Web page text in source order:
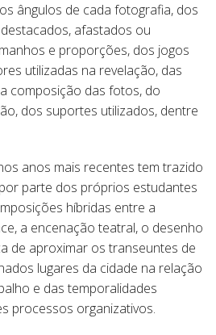
ângulos de cada fotografia, dos
afastados ou
e proporções, dos jogos
utilizadas na revelação, das
composição das fotos, do
dos suportes utilizados, dentre
anos mais recentes tem trazido
parte dos próprios estudantes
híbridas entre a
a encenação teatral, o desenho
de aproximar os transeuntes de
lugares da cidade na relação
e das temporalidades
processos organizativos.